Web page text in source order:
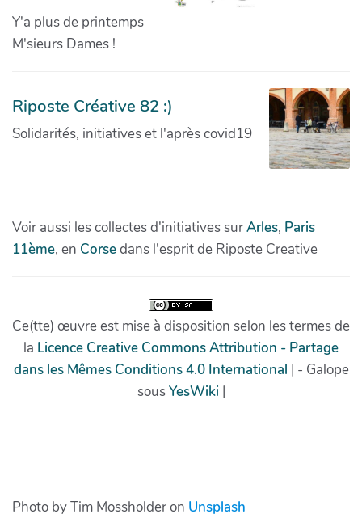
Photo by Tim Mossholder on Unsplash